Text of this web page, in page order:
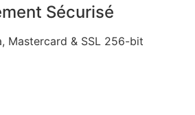
Sécurisé
Mastercard & SSL 256-bit